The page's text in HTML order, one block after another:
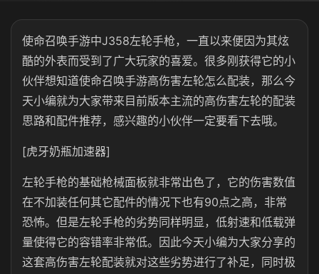
使命召唤手游中J358左轮手枪，一直以来便因为其炫
酷的外表而受到了广大玩家的喜爱。很多刚获得它的小
伙伴想知道使命召唤手游高伤害左轮怎么配装，那么今
天小编就为大家带来目前版本主流的高伤害左轮的配装
思路和配件推荐，感兴趣的小伙伴一定要看下去哦。
[虎牙奶瓶加速器]
左轮手枪的基础枪械面板就非常出色了，它的伤害数值
在不加装任何其它配件的情况下也有90点之高，非常
恐怖。但是左轮手枪的劣势同样明显，低射速和低载弹
量使得它的容错率非常低。因此今天小编为大家分享的
这套高伤害左轮配装就对这些劣势进行了补足，同时极